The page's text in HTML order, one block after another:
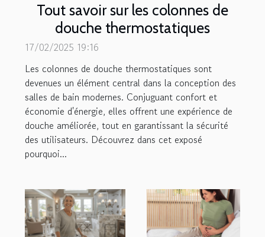
Tout savoir sur les colonnes de
douche thermostatiques
17/02/2025 19:16
Les colonnes de douche thermostatiques sont
devenues un élément central dans la conception des
salles de bain modernes. Conjuguant confort et
économie d'énergie, elles offrent une expérience de
douche améliorée, tout en garantissant la sécurité
des utilisateurs. Découvrez dans cet exposé
pourquoi...